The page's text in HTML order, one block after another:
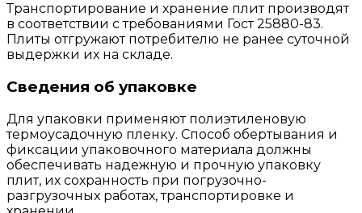
Транспортирование и хранение плит производят
в соответствии с требованиями Гост 25880-83.
Плиты отгружают потребителю не ранее суточной
выдержки их на складе.
Сведения об упаковке
Для упаковки применяют полиэтиленовую
термоусадочную пленку. Способ обертывания и
фиксации упаковочного материала должны
обеспечивать надежную и прочную упаковку
плит, их сохранность при погрузочно-
разгрузочных работах, транспортировке и